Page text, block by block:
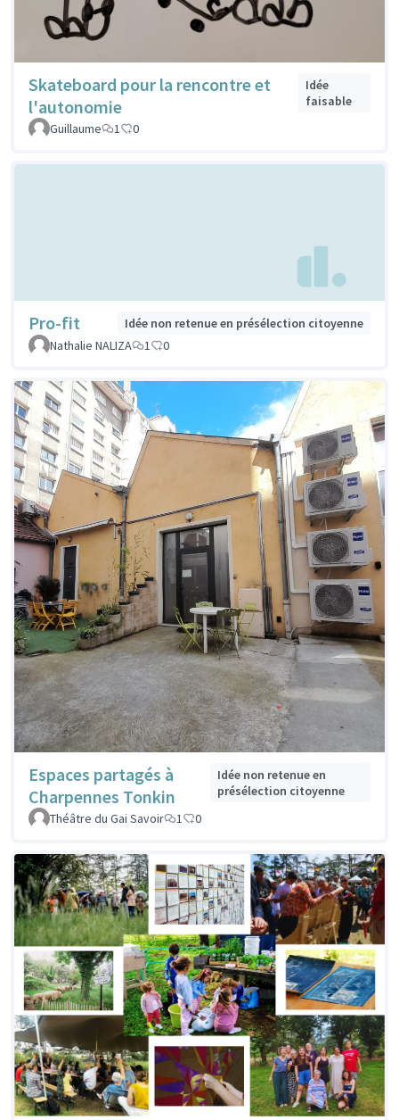
Skateboard pour la rencontre et
l'autonomie
Idée
faisable
Guillaume
1 0
Pro-fit
Idée non retenue en présélection citoyenne
Nathalie NALIZA
1 0
Espaces partagés à
Charpennes Tonkin
Idée non retenue en
présélection citoyenne
Théâtre du Gai Savoir
1 0